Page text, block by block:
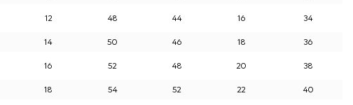
12 48 44 16 34
14 50 46 18 36
16 52 48 20 38
18 54 52 22 40